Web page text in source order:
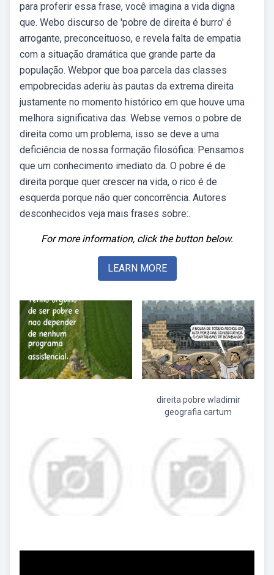
para proferir essa frase, você imagina a vida digna
que. Webo discurso de 'pobre de direita é burro' é
arrogante, preconceituoso, e revela falta de empatia
com a situação dramática que grande parte da
população. Webpor que boa parcela das classes
empobrecidas aderiu às pautas da extrema direita
justamente no momento histórico em que houve uma
melhora significativa das. Webse vemos o pobre de
direita como um problema, isso se deve a uma
deficiência de nossa formação filosófica: Pensamos
que um conhecimento imediato da. O pobre é de
direita porque quer crescer na vida, o rico é de
esquerda porque não quer concorrência. Autores
desconhecidos veja mais frases sobre:.
For more information, click the button below.
LEARN MORE
direita pobre wladimir
geografia cartum